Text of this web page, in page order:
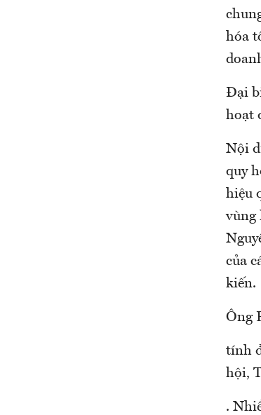
hóa
Đại
hoạt
Nội
quy
hiệu
vùng
của
kiến.
Ông
tính
hội,
.